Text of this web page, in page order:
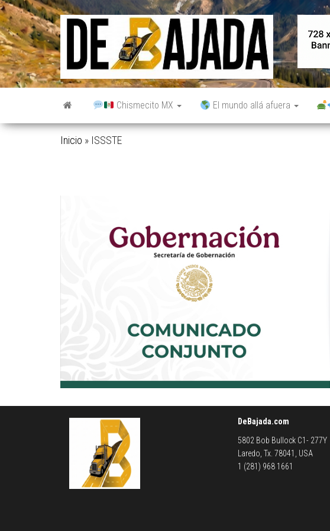
Saltar
al
contenido
De
Bajada
Noticias
reales.
Aunque
no lo
parezcan.
Chismecito MX El mundo allá afuera
Inicio » ISSSTE
DeBajada.com
5802 Bob Bullock C1- 277Y
Laredo, Tx. 78041, USA
1 (281) 968 1661